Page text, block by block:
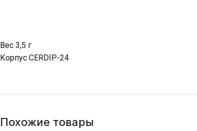
Вес 3,5 г
Корпус CERDIP-24
Похожие товары